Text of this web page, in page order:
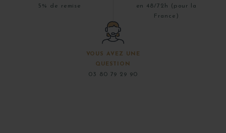
5% de remise
en 48/72h (pour la
France)
VOUS AVEZ UNE
QUESTION
03 80 79 29 90